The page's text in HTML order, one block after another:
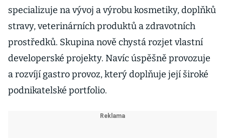
specializuje na vývoj a výrobu kosmetiky, doplňků
stravy, veterinárních produktů a zdravotních
prostředků. Skupina nově chystá rozjet vlastní
developerské projekty. Navíc úspěšně provozuje
a rozvíjí gastro provoz, který doplňuje její široké
podnikatelské portfolio.